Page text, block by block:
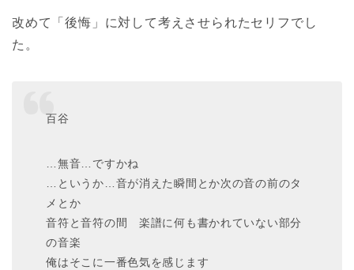
改めて「後悔」に対して考えさせられたセリフでし
た。
百谷
…無音…ですかね
…というか…音が消えた瞬間とか次の音の前のタ
メとか
音符と音符の間 楽譜に何も書かれていない部分
の音楽
俺はそこに一番色気を感じます